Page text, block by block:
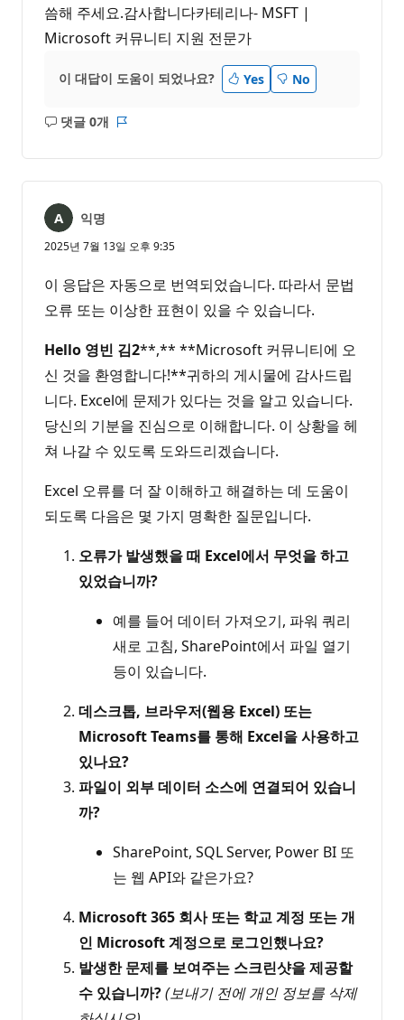
씀해 주세요.감사합니다카테리나- MSFT |
Microsoft 커뮤니티 지원 전문가
이 대답이 도움이 되었나요? Yes No
댓글 0개
설
음
익명
2025년 7월 13일 오후 9:35
이 응답은 자동으로 번역되었습니다. 따라서 문법
오류 또는 이상한 표현이 있을 수 있습니다.
Hello 영빈 김2**,** **Microsoft 커뮤니티에 오
신 것을 환영합니다!**귀하의 게시물에 감사드립
니다. Excel에 문제가 있다는 것을 알고 있습니다.
당신의 기분을 진심으로 이해합니다. 이 상황을 헤
쳐 나갈 수 있도록 도와드리겠습니다.
Excel 오류를 더 잘 이해하고 해결하는 데 도움이
되도록 다음은 몇 가지 명확한 질문입니다.
오류가 발생했을 때 Excel에서 무엇을 하고
있었습니까?
예를 들어 데이터 가져오기, 파워 쿼리
새로 고침, SharePoint에서 파일 열기
등이 있습니다.
데스크톱, 브라우저(웹용 Excel) 또는
Microsoft Teams를 통해 Excel을 사용하고
있나요?
파일이 외부 데이터 소스에 연결되어 있습니
까?
SharePoint, SQL Server, Power BI 또
는 웹 API와 같은가요?
Microsoft 365 회사 또는 학교 계정 또는 개
인 Microsoft 계정으로 로그인했나요?
발생한 문제를 보여주는 스크린샷을 제공할
수 있습니까?(보내기 전에 개인 정보를 삭제